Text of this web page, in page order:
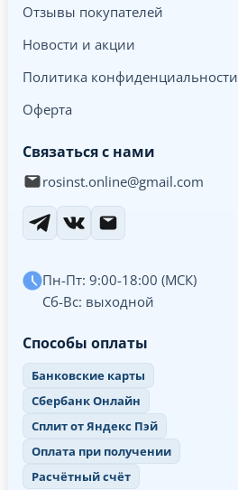
Отзывы покупателей
Новости и акции
Политика конфиденциальности
Оферта
Связаться с нами
rosinst.online@gmail.com
Пн-Пт: 9:00-18:00 (МСК)
Сб-Вс: выходной
Способы оплаты
Банковские карты
Сбербанк Онлайн
Сплит от Яндекс Пэй
Оплата при получении
Расчётный счёт